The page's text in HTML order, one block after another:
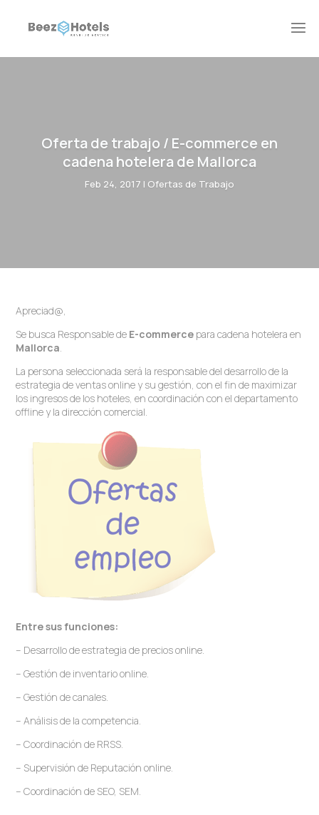
Oferta de trabajo / E-commerce en
cadena hotelera de Mallorca
Feb 24, 2017 | Ofertas de Trabajo
Apreciad@,
Se busca Responsable de E-commerce para cadena hotelera en
Mallorca.
La persona seleccionada será la responsable del desarrollo de la
estrategia de ventas online y su gestión, con el fin de maximizar
los ingresos de los hoteles, en coordinación con el departamento
offline y la dirección comercial.
Entre sus funciones:
– Desarrollo de estrategia de precios online.
– Gestión de inventario online.
– Gestión de canales.
– Análisis de la competencia.
– Coordinación de RRSS.
– Supervisión de Reputación online.
– Coordinación de SEO, SEM.